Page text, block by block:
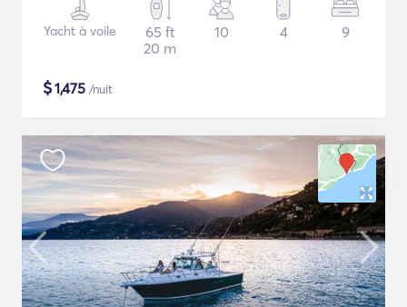
Yacht à voile
65 ft
20 m
10 4 9
$1,475 /nuit